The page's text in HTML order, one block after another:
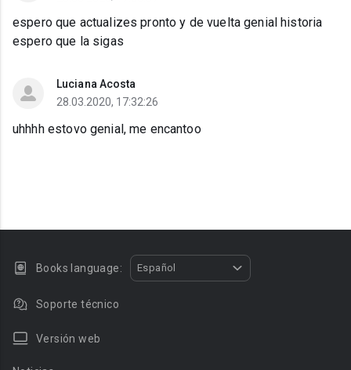
espero que actualizes pronto y de vuelta genial historia
espero que la sigas
Luciana Acosta
28.03.2020, 17:32:26
uhhhh estovo genial, me encantoo
Books language: Español
Soporte técnico
Versión web